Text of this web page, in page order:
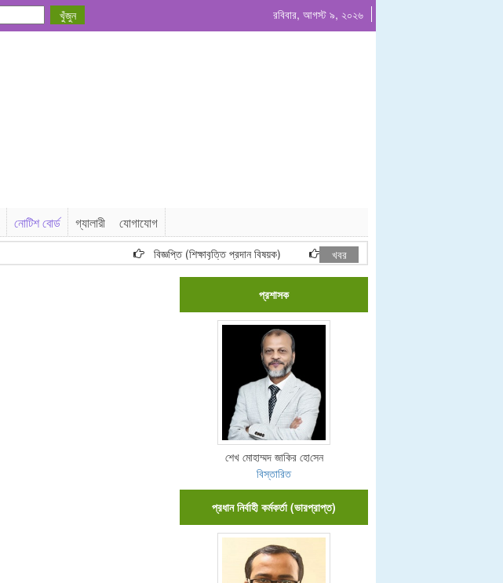
রবিবার, আগস্ট ৯, ২০২৬
নোটিশ বোর্ড গ্যালারী যোগাযোগ
বিজ্ঞপ্তি (শিক্ষাবৃত্তি প্রদান বিষয়ক) ২০২৬-২০২৭ অর্থবছরের জন্য খেয়াঘাট ইজারা দরপত্র
খবর
প্রশাসক
শেখ মোহাম্মদ জা‌কির হো‌সেন
বিস্তারিত
প্রধান নির্বাহী কর্মকর্তা (ভারপ্রাপ্ত)